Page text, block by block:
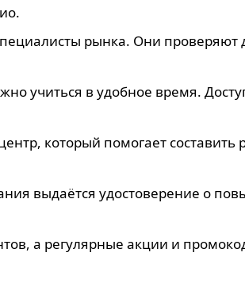
рынка. Они
учиться в удобное время. Доступ
который помогает составить
выдаётся удостоверение о
а регулярные акции и